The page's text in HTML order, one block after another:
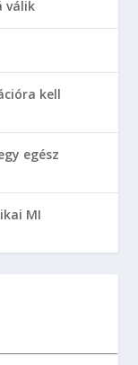
válik
kell
egész
MI